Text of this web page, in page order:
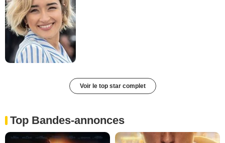
Voir le top star complet
Top Bandes-annonces